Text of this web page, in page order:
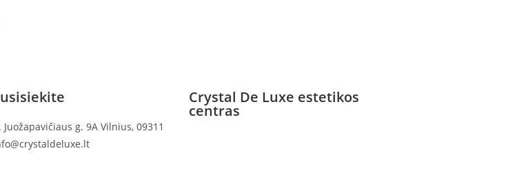
Juožapavičiaus g. 9A Vilnius, 09311
Crystal De Luxe estetikos
centras